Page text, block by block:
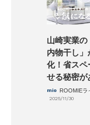
山崎実業の
内物干し
化！省スペ
せる秘密が
mio ROOMIEラ
2025/11/30